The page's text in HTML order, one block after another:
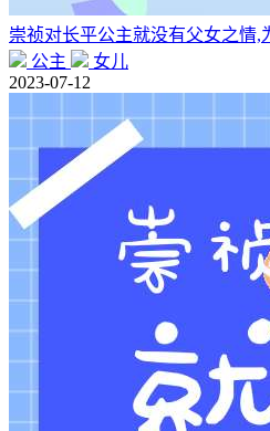
崇祯对长平公主就没有父女之情,
公主
女儿
2023-07-12